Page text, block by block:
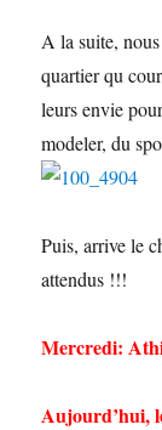
A la suite,
quartier qu
leurs envie
modeler, du
Puis, arrive le
attendus !!!
Mercredi:
Aujourd’hui,